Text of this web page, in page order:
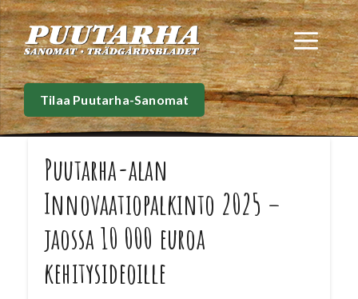
Siirry
sisältöön
Tilaa Puutarha-Sanomat
Puutarha-alan
Innovaatiopalkinto 2025 –
jaossa 10 000 euroa
kehitysideoille